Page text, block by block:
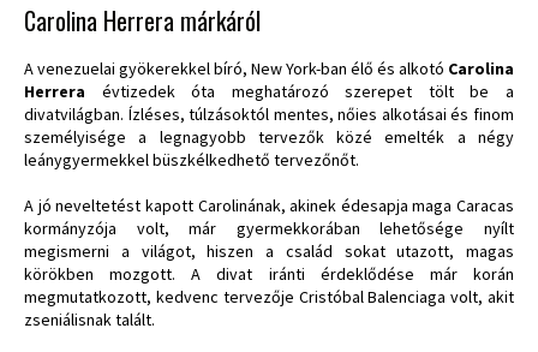
Carolina Herrera márkáról
A venezuelai gyökerekkel bíró, New York-ban élő és alkotó Carolina
Herrera évtizedek óta meghatározó szerepet tölt be a
divatvilágban. Ízléses, túlzásoktól mentes, nőies alkotásai és finom
személyisége a legnagyobb tervezők közé emelték a négy
leánygyermekkel büszkélkedhető tervezőnőt.
A jó neveltetést kapott Carolinának, akinek édesapja maga Caracas
kormányzója volt, már gyermekkorában lehetősége nyílt
megismerni a világot, hiszen a család sokat utazott, magas
körökben mozgott. A divat iránti érdeklődése már korán
megmutatkozott, kedvenc tervezője Cristóbal Balenciaga volt, akit
zseniálisnak talált.